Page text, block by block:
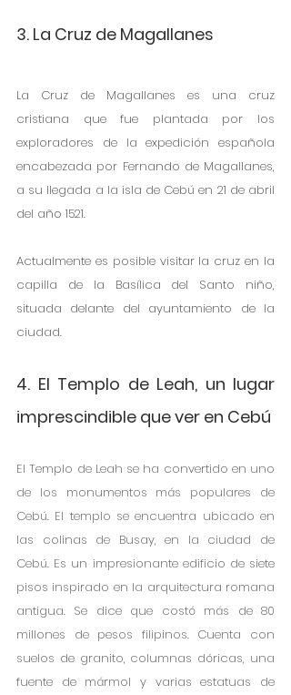
3. La Cruz de Magallanes
La Cruz de Magallanes es una cruz
cristiana que fue plantada por los
exploradores de la expedición española
encabezada por Fernando de Magallanes,
a su llegada a la isla de Cebú en 21 de abril
del año 1521.
Actualmente es posible visitar la cruz en la
capilla de la Basílica del Santo niño,
situada delante del ayuntamiento de la
ciudad.
4. El Templo de Leah, un lugar
imprescindible que ver en Cebú
El Templo de Leah se ha convertido en uno
de los monumentos más populares de
Cebú. El templo se encuentra ubicado en
las colinas de Busay, en la ciudad de
Cebú. Es un impresionante edificio de siete
pisos inspirado en la arquitectura romana
antigua. Se dice que costó más de 80
millones de pesos filipinos. Cuenta con
suelos de granito, columnas dóricas, una
fuente de mármol y varias estatuas de